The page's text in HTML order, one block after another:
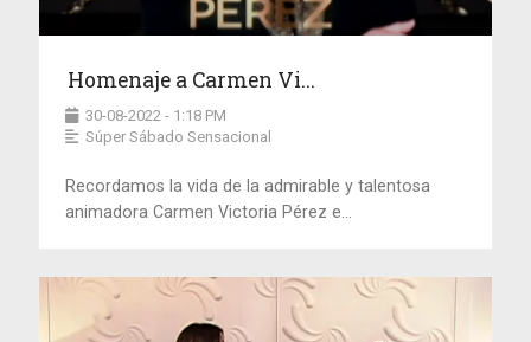
Homenaje a Carmen Vi...
30-08-2022 - 1:18 PM
Súper Sábado Sensacional
Recordamos la vida de la admirable y talentosa
animadora Carmen Victoria Pérez e...